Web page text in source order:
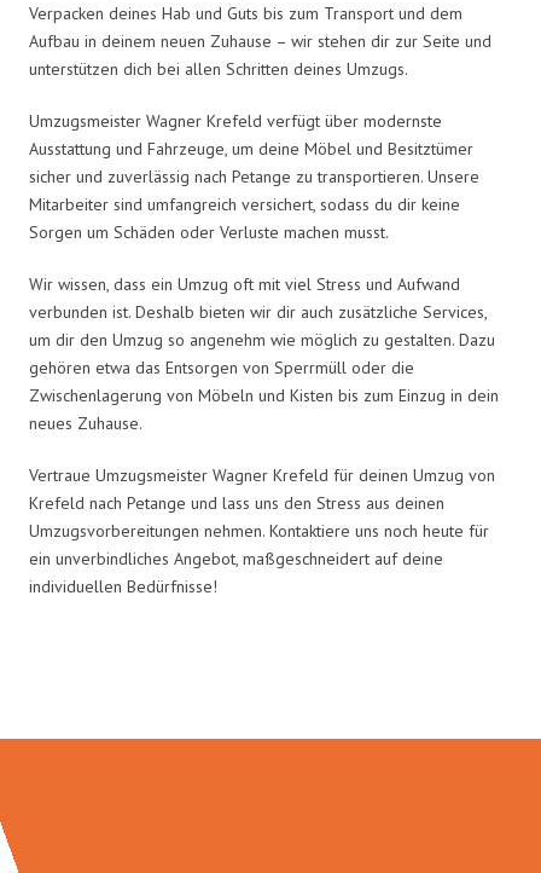
Verpacken deines Hab und Guts bis zum Transport und dem
Aufbau in deinem neuen Zuhause – wir stehen dir zur Seite und
unterstützen dich bei allen Schritten deines Umzugs.
Umzugsmeister Wagner Krefeld verfügt über modernste
Ausstattung und Fahrzeuge, um deine Möbel und Besitztümer
sicher und zuverlässig nach Petange zu transportieren. Unsere
Mitarbeiter sind umfangreich versichert, sodass du dir keine
Sorgen um Schäden oder Verluste machen musst.
Wir wissen, dass ein Umzug oft mit viel Stress und Aufwand
verbunden ist. Deshalb bieten wir dir auch zusätzliche Services,
um dir den Umzug so angenehm wie möglich zu gestalten. Dazu
gehören etwa das Entsorgen von Sperrmüll oder die
Zwischenlagerung von Möbeln und Kisten bis zum Einzug in dein
neues Zuhause.
Vertraue Umzugsmeister Wagner Krefeld für deinen Umzug von
Krefeld nach Petange und lass uns den Stress aus deinen
Umzugsvorbereitungen nehmen. Kontaktiere uns noch heute für
ein unverbindliches Angebot, maßgeschneidert auf deine
individuellen Bedürfnisse!